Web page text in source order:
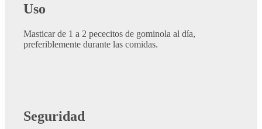
Uso
Masticar de 1 a 2 pececitos de gominola al día,
preferiblemente durante las comidas.
Seguridad